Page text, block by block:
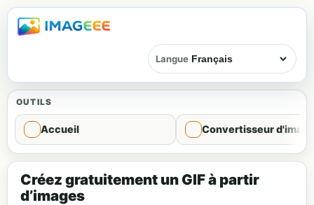
Langue
OUTILS
Accueil Convertisseur
Créateur de GIF
Créez gratuitement un GIF à partir
d’images